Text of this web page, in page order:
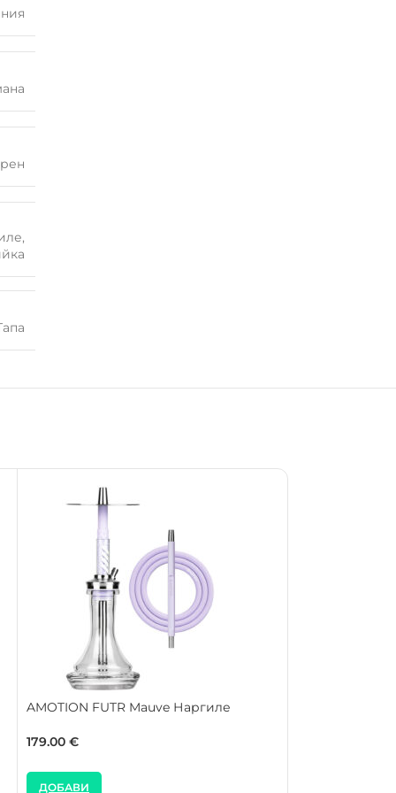
,
AMOTION FUTR Mauve Наргиле
179.00 €
ДОБАВИ